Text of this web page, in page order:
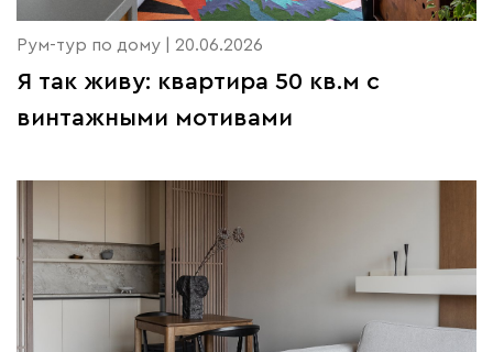
Рум-тур по дому | 20.06.2026
Я так живу: квартира 50 кв.м с
винтажными мотивами